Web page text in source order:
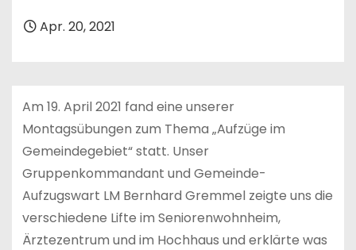
Apr. 20, 2021
Am 19. April 2021 fand eine unserer
Montagsübungen zum Thema „Aufzüge im
Gemeindegebiet“ statt. Unser
Gruppenkommandant und Gemeinde-
Aufzugswart LM Bernhard Gremmel zeigte uns die
verschiedene Lifte im Seniorenwohnheim,
Ärztezentrum und im Hochhaus und erklärte was